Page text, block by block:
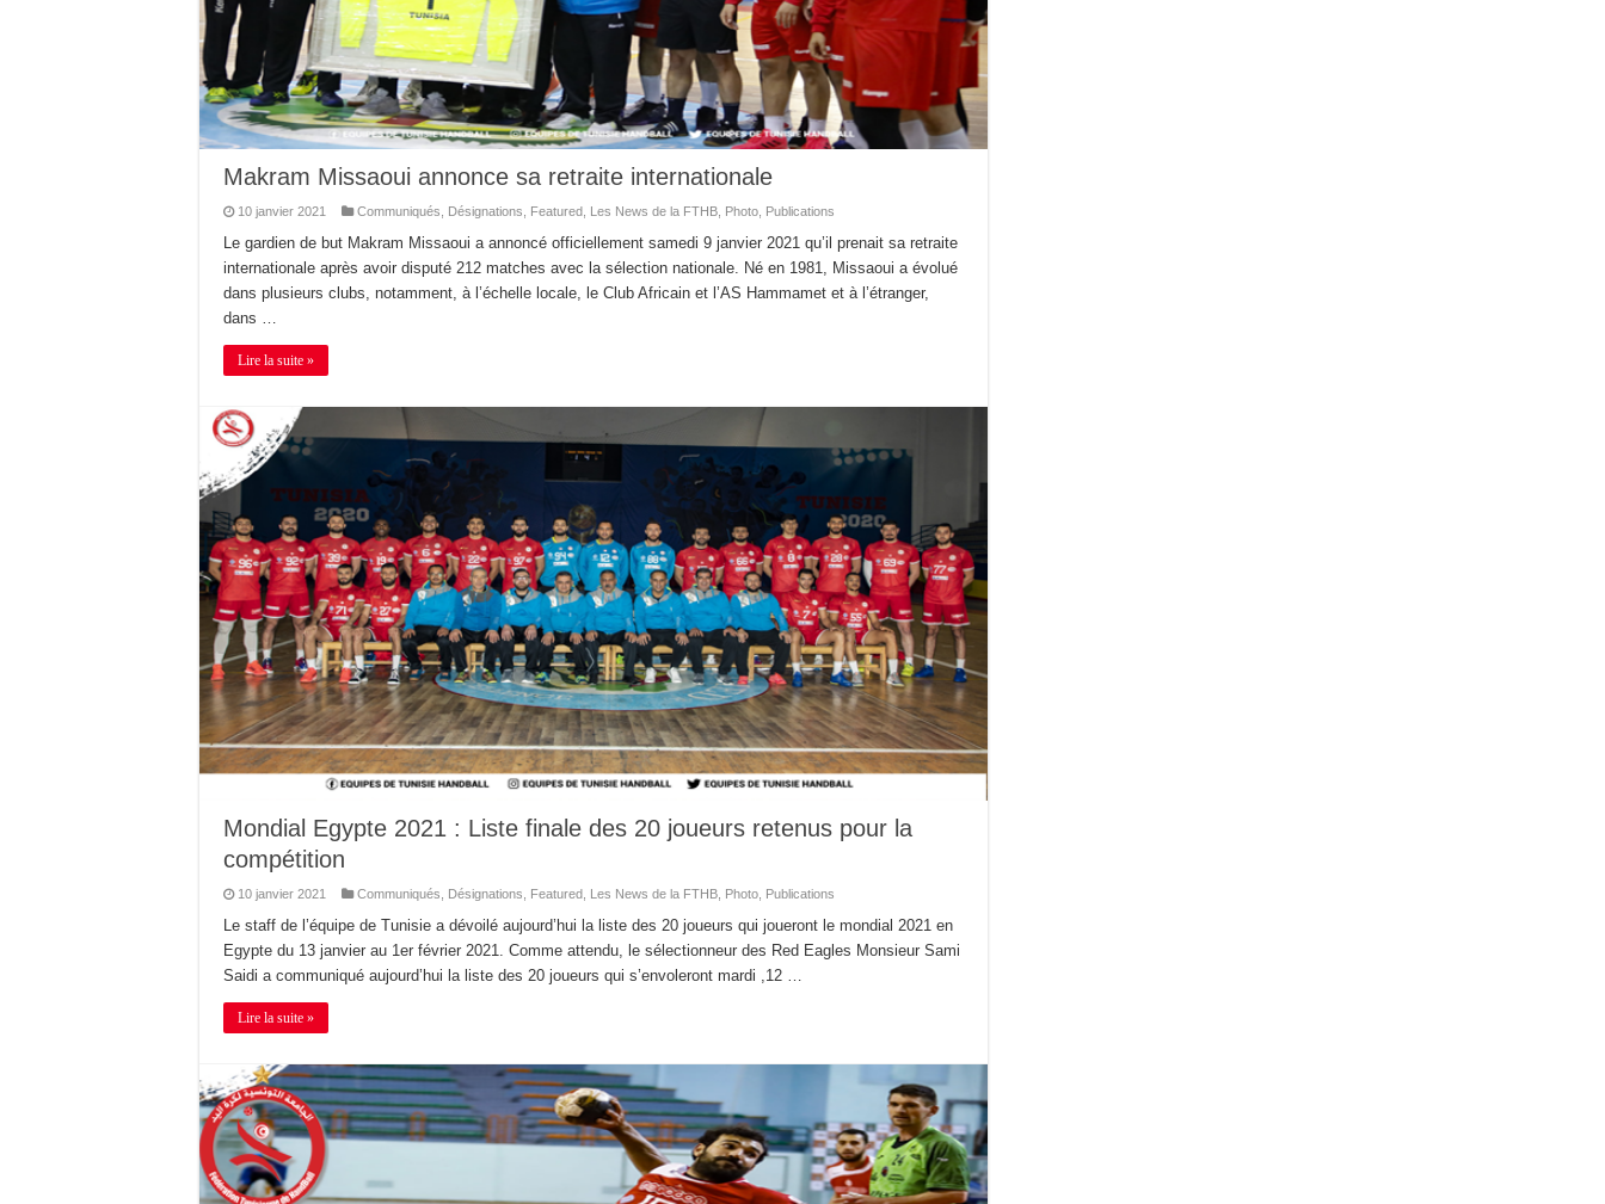
Makram Missaoui annonce sa retraite internationale
10 janvier 2021 Communiqués Désignations Featured Les News de la FTHB Photo Publications
Le gardien de but Makram Missaoui a annoncé officiellement samedi 9 janvier 2021 qu’il prenait sa retraite
internationale après avoir disputé 212 matches avec la sélection nationale. Né en 1981, Missaoui a évolué
dans plusieurs clubs, notamment, à l’échelle locale, le Club Africain et l’AS Hammamet et à l’étranger,
dans …
Lire la suite »
Mondial Egypte 2021 : Liste finale des 20 joueurs retenus pour la
compétition
10 janvier 2021 Communiqués Désignations Featured Les News de la FTHB Photo Publications
Le staff de l’équipe de Tunisie a dévoilé aujourd’hui la liste des 20 joueurs qui joueront le mondial 2021 en
Egypte du 13 janvier au 1er février 2021. Comme attendu, le sélectionneur des Red Eagles Monsieur Sami
Saidi a communiqué aujourd’hui la liste des 20 joueurs qui s’envoleront mardi ,12 …
Lire la suite »